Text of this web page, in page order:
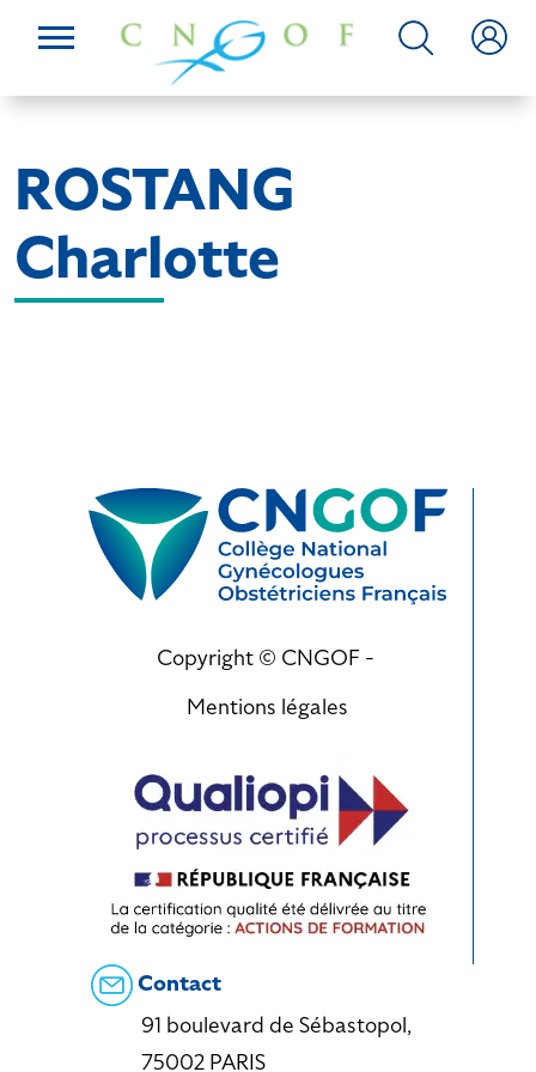
ROSTANG
Charlotte
Copyright © CNGOF -
Mentions légales
Contact
91 boulevard de Sébastopol,
75002 PARIS